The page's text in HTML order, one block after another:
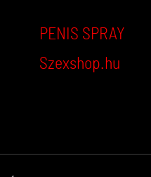
PENIS SPRAY
Szexshop.hu